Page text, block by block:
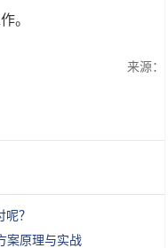
。
来源：
？
案原理与实战